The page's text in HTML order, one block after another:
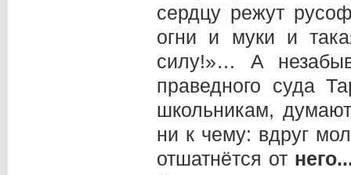
сердцу режут
огни и муки и
силу!»… А
праведного суда
школьникам,
ни к чему: вдруг
отшатнётся от него